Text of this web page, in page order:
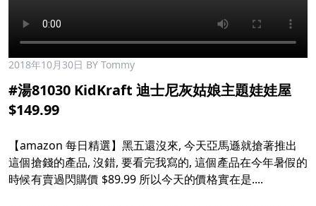
2018年10月30日 BY Tommy
#湯81030 KidKraft 迪士尼灰姑娘主題娃娃屋
$149.99
【amazon 每日精選】黑五還沒來, 今天亞馬遜就搶著推出
這個搶錢的產品, 沒錯, 要看完我寫的, 這個產品在今年暑假的
時候有賣過閃購價 $89.99 所以今天的價格實在是....